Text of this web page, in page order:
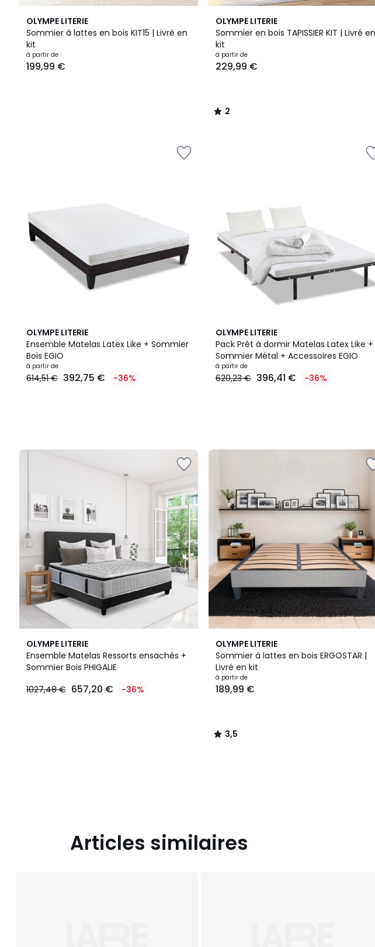
OLYMPE LITERIE
Sommier à lattes en bois KIT15 | Livré en
kit
Prix
à
à partir de
199,99 €
OLYMPE LITERIE
Sommier en bois TAPISSIER KIT | Livré en
kit
à partir de
229,99 €
2
/
5
2
/
OLYMPE LITERIE
Ensemble Matelas Latex Like + Sommier
Bois EGIO
à partir de
614,51 € 392,75 € -36%
OLYMPE LITERIE
Pack Prêt à dormir Matelas Latex Like +
Sommier Métal + Accessoires EGIO
à partir de
620,23 € 396,41 € -36%
OLYMPE LITERIE
Ensemble Matelas Ressorts ensachés +
Sommier Bois PHIGALIE
1027,48 € 657,20 € -36%
OLYMPE LITERIE
Sommier à lattes en bois ERGOSTAR |
Livré en kit
à partir de
189,99 €
3,5
/ 5
3,5
/
Articles similaires